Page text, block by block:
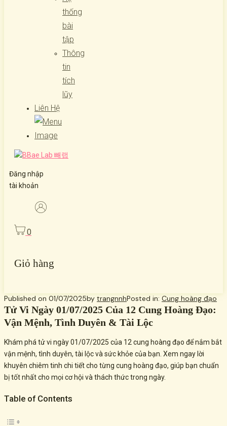
thống
bài
tập
Thông
tin
tích
lũy
Liên Hệ
Đăng nhập
tài khoản
0
Giỏ hàng
Published on 01/07/2025by trangnnhPosted in: Cung hoàng đạo
Tử Vi Ngày 01/07/2025 Của 12 Cung Hoàng Đạo:
Vận Mệnh, Tình Duyên & Tài Lộc
Khám phá tử vi ngày 01/07/2025 của 12 cung hoàng đạo để nắm bắt
vận mệnh, tình duyên, tài lộc và sức khỏe của bạn. Xem ngay lời
khuyên chiêm tinh chi tiết cho từng cung hoàng đạo, giúp bạn chuẩn
bị tốt nhất cho mọi cơ hội và thách thức trong ngày.
Table of Contents